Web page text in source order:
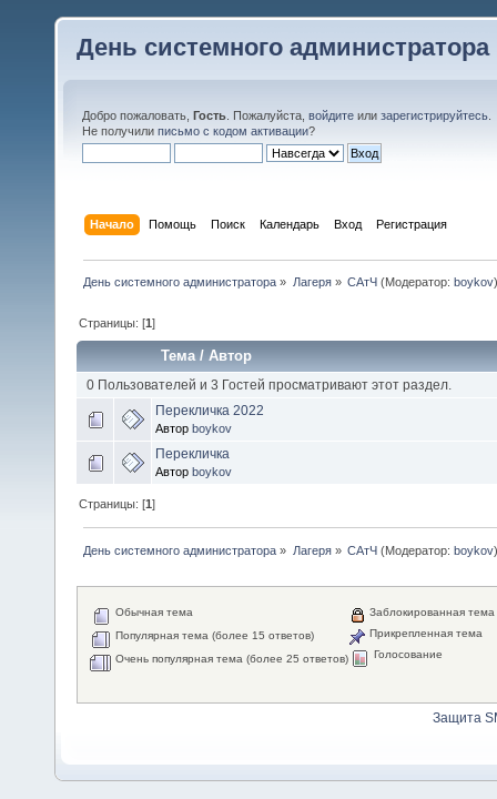
День системного администратора
Добро пожаловать, Гость . Пожалуйста, войдите или зарегистрируйтесь
Не получили письмо с кодом активации?
Начало Помощь Поиск Календарь Вход Регистрация
День системного администратора » Лагеря» САтЧ(Модератор: boykov)
Страницы: [1]
Тема/Автор
0 Пользователей и 3 Гостей просматривают этот раздел.
Перекличка 2022
Автор boykov
Перекличка
Автор boykov
Страницы: [1]
День системного администратора » Лагеря» САтЧ(Модератор: boykov)
Обычная тема
Популярная тема (более 15 ответов)
Очень популярная тема (более 25 ответов)
Заблокированная тема
Прикрепленная тема
Голосование
Защита